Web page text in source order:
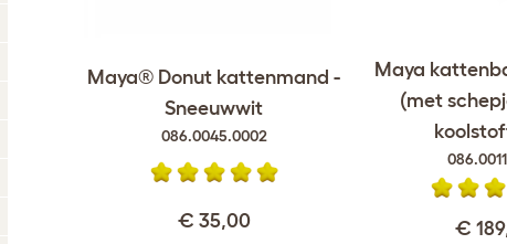
Maya® Donut kattenmand -
Sneeuwwit
086.0045.0002
€ 35,00
Maya
(met
€